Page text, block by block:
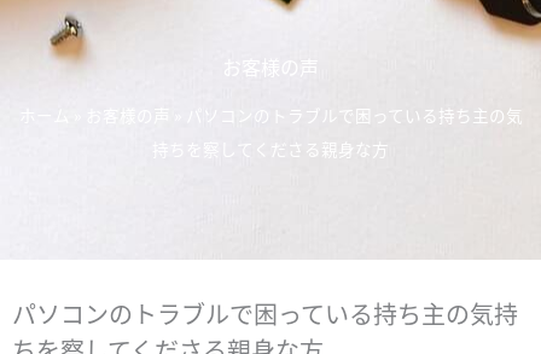
プ
お客様の声
パソコンのトラブルで困っている持ち主の気
持ちを察してくださる親身な方
パソコンのトラブルで困っている持ち主の気持